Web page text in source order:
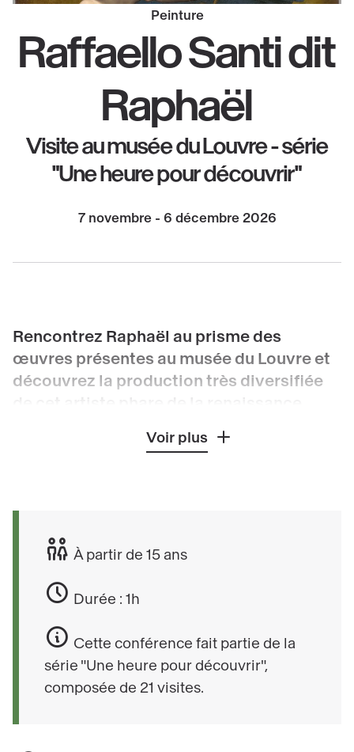
Peinture
Raffaello Santi dit
Raphaël
Visite au musée du Louvre - série
"Une heure pour découvrir"
7 novembre - 6 décembre 2026
Rencontrez Raphaël au prisme des
œuvres présentes au musée du Louvre et
découvrez la production très diversifiée
période de jeunesse à la subtilité et l’invention
formats de la commande pontificale pour
méthodique travaillait-il de concert avec ses
Voir plus
À partir de 15 ans
Durée : 1h
Cette conférence fait partie de la
série "Une heure pour découvrir",
composée de 21 visites.